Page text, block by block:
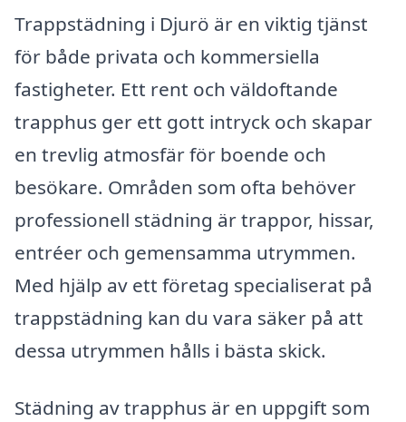
Trappstädning i Djurö är en viktig tjänst
för både privata och kommersiella
fastigheter. Ett rent och väldoftande
trapphus ger ett gott intryck och skapar
en trevlig atmosfär för boende och
besökare. Områden som ofta behöver
professionell städning är trappor, hissar,
entréer och gemensamma utrymmen.
Med hjälp av ett företag specialiserat på
trappstädning kan du vara säker på att
dessa utrymmen hålls i bästa skick.
Städning av trapphus är en uppgift som